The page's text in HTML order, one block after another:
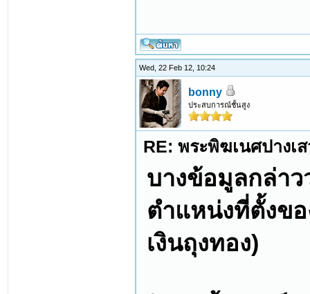
Wed, 22 Feb 12, 10:24
bonny
ประสบการณ์ชั้นสูง
RE: พระพิฆเนศปางเ
บางข้อมูลกล่าว
ตำแหน่งที่ตั้งข
เงินถุงทอง)